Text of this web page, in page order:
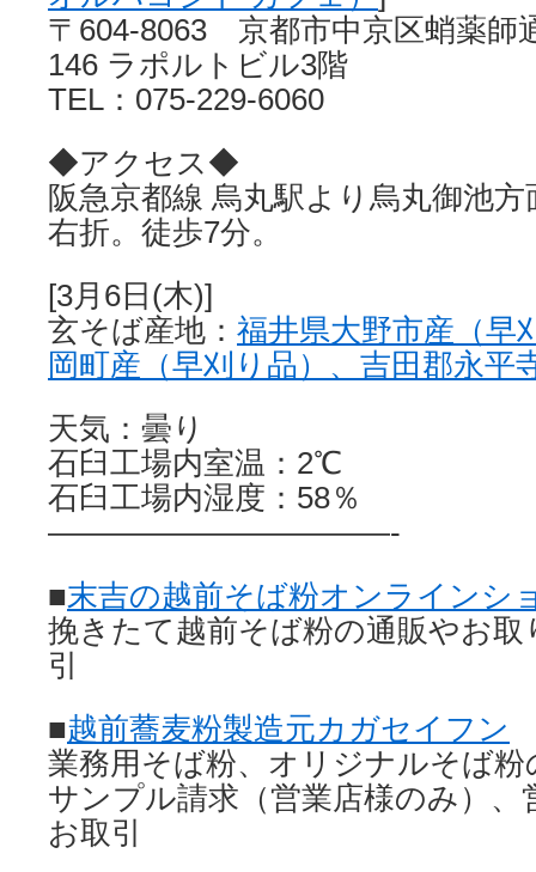
〒604-8063 京都市中京区蛸薬師
146 ラポルトビル3階
TEL：075-229-6060
◆アクセス◆
阪急京都線 烏丸駅より烏丸御池
右折。徒歩7分。
[3月6日(木)]
玄そば産地： 福井県大野市産（早
岡町産（早刈り品）、吉田郡永平
天気：曇り
石臼工場内室温：2℃
石臼工場内湿度：58％
———————————-
■末吉の越前そば粉オンラインシ
挽きたて越前そば粉の通販やお
引
■越前蕎麦粉製造元カガセイフン
業務用そば粉、オリジナルそば
サンプル請求（営業店様のみ）、
お取引